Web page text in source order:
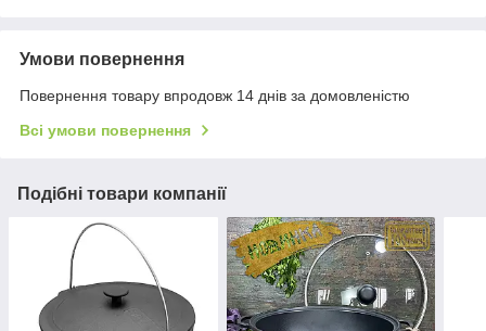
Умови повернення
Повернення товару впродовж 14 днів за домовленістю
Всі умови повернення
Подібні товари компанії